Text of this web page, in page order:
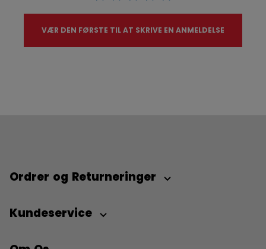
VÆR DEN FØRSTE TIL AT SKRIVE EN ANMELDELSE
Ordrer og Returneringer
Kundeservice